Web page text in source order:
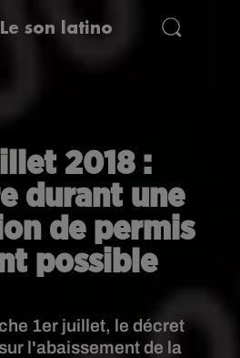
Le son latino
2018 :
durant une
de permis
possible
1er juillet, le décret
l'abaissement de la